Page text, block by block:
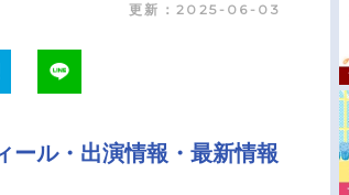
2.5次元
ニメ映画一覧
性声優/女性声優一覧
今期アニメ曜日別
夏アニメ
更新：2025-06-03
ール・出演情報・最新情報